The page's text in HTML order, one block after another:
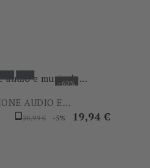
-60%
AUDIO E...
Prezzo
20,99 € -5% Prezzo
19,94 €